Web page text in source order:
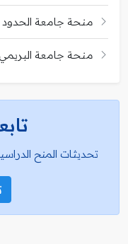
منحة جامعة الحدود
منحة جامعة البريمي
تحديثات المنح